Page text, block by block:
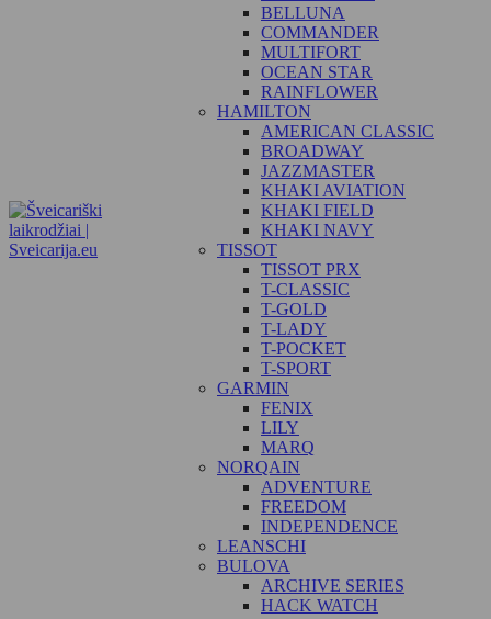
BELLUNA
COMMANDER
MULTIFORT
OCEAN STAR
RAINFLOWER
HAMILTON
AMERICAN CLASSIC
BROADWAY
JAZZMASTER
KHAKI AVIATION
KHAKI FIELD
KHAKI NAVY
TISSOT
TISSOT PRX
T-CLASSIC
T-GOLD
T-LADY
T-POCKET
T-SPORT
GARMIN
FENIX
LILY
MARQ
NORQAIN
ADVENTURE
FREEDOM
INDEPENDENCE
LEANSCHI
BULOVA
ARCHIVE SERIES
HACK WATCH